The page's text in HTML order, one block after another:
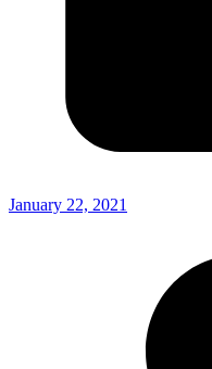
January 22, 2021